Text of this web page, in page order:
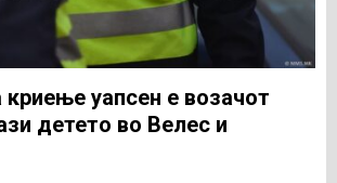
уапсен е возачот
детето во Велес и